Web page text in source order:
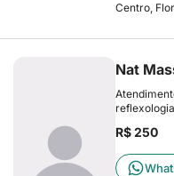
Centro,
Nat
reflexologia
R$ 250